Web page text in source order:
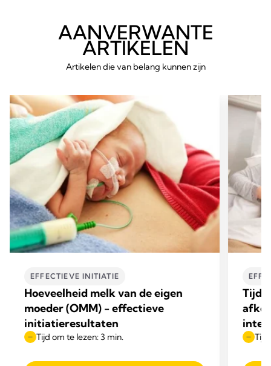
AANVERWANTE
ARTIKELEN
Artikelen die van belang kunnen zijn
EFFECTIEVE INITIATIE
Hoeveelheid melk van de eigen
moeder (OMM) - effectieve
initiatieresultaten
Tijd om te lezen: 3 min.
Tijd
Tijd